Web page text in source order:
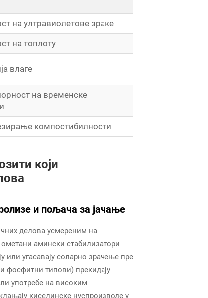
на ултравиолетове зраке
на топлоту
влаге
на временске
компостибилности
који
и пољача за јачање
делова усмереним на
амински стабилизатори
или угасавају соларно зрачење пре
фосфитни типови) прекидају
употребе на високим
киселинске нуспроизводе у